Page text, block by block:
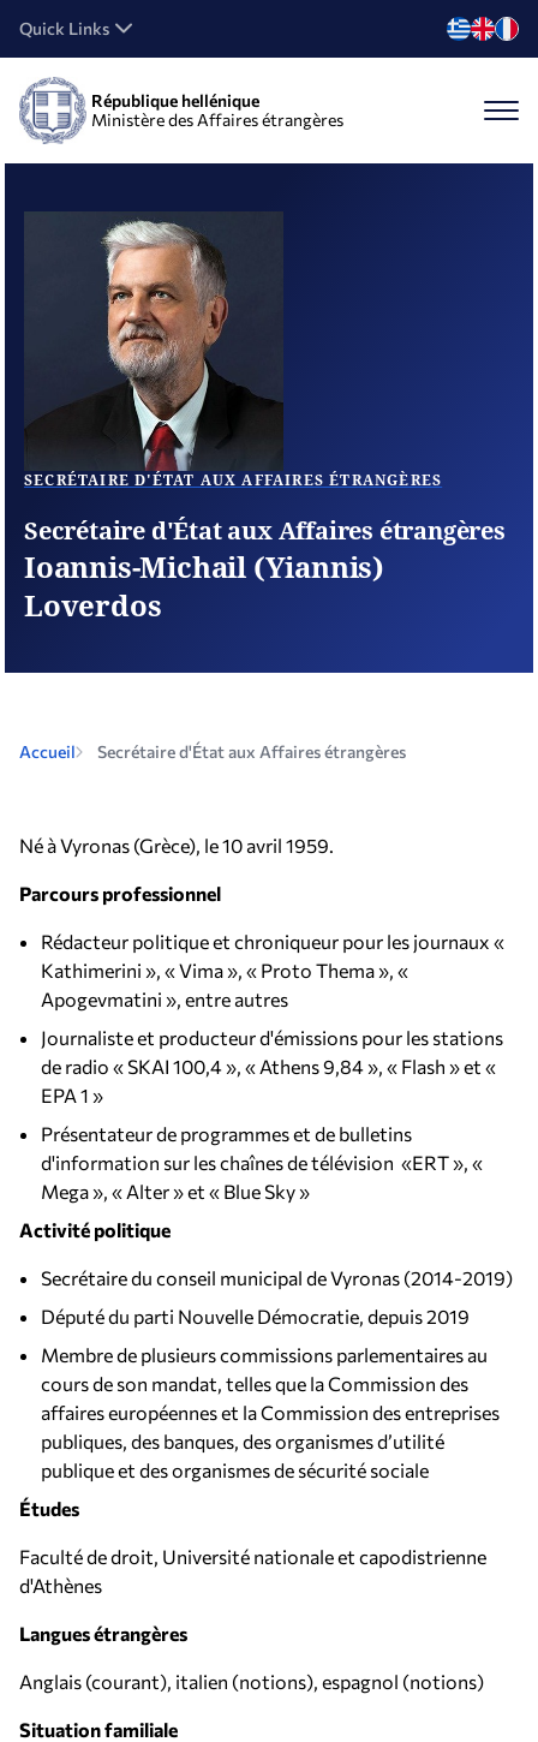
Quick Links
République hellénique
Ministère des Affaires étrangères
SECRÉTAIRE D'ÉTAT AUX AFFAIRES ÉTRANGÈRES
Secrétaire d'État aux Affaires étrangères
Ιoannis-Michail (Yiannis)
Loverdos
Accueil Secrétaire d'État aux Affaires étrangères
Né à Vyronas (Grèce), le 10 avril 1959.
Parcours professionnel
Rédacteur politique et chroniqueur pour les journaux «
Kathimerini », « Vima », « Proto Thema », «
Apogevmatini », entre autres
Journaliste et producteur d'émissions pour les stations
de radio « SKAI 100,4 », « Athens 9,84 », « Flash » et «
EPA 1 »
Présentateur de programmes et de bulletins
d'information sur les chaînes de télévision «ERT », «
Mega », « Alter » et « Blue Sky »
Activité politique
Secrétaire du conseil municipal de Vyronas (2014-2019)
Député du parti Nouvelle Démocratie, depuis 2019
Membre de plusieurs commissions parlementaires au
cours de son mandat, telles que la Commission des
affaires européennes et la Commission des entreprises
publiques, des banques, des organismes d’utilité
publique et des organismes de sécurité sociale
Études
Faculté de droit, Université nationale et capodistrienne
d'Athènes
Langues étrangères
Anglais (courant), italien (notions), espagnol (notions)
Situation familiale